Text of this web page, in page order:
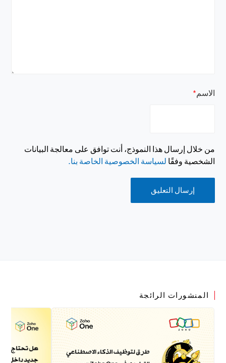
الاسم*
من خلال إرسال هذا النموذج، أنت توافق على معالجة البيانات
الشخصية وفقًا لسياسة الخصوصية الخاصة بنا.
المنشورات الرائجة